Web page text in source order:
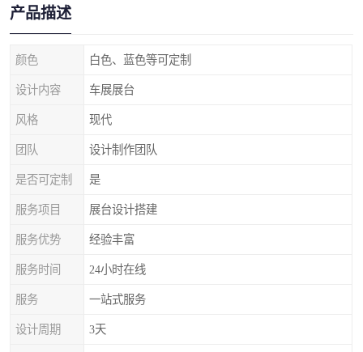
产品描述
颜色 白色、蓝色等可定制
设计内容 车展展台
风格 现代
团队 设计制作团队
是否可定制 是
服务项目 展台设计搭建
服务优势 经验丰富
服务时间 24小时在线
服务 一站式服务
设计周期 3天